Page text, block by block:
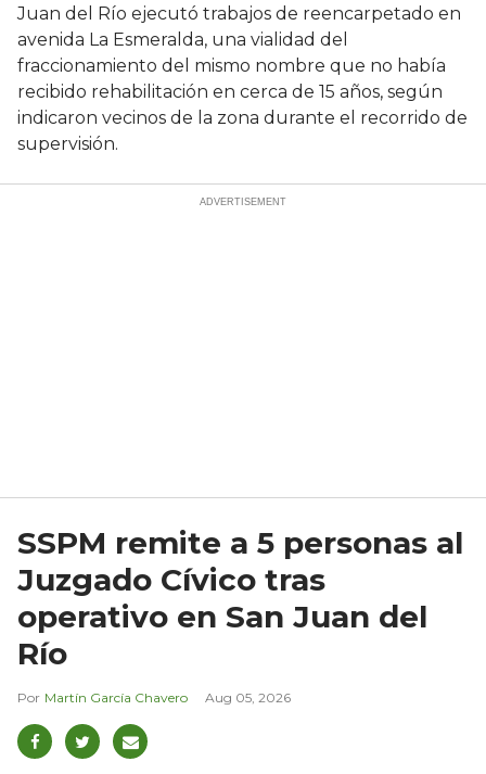
Juan del Río ejecutó trabajos de reencarpetado en
avenida La Esmeralda, una vialidad del
fraccionamiento del mismo nombre que no había
recibido rehabilitación en cerca de 15 años, según
indicaron vecinos de la zona durante el recorrido de
supervisión.
SSPM remite a 5 personas al
Juzgado Cívico tras
operativo en San Juan del
Río
Martín García Chavero Aug 05, 2026